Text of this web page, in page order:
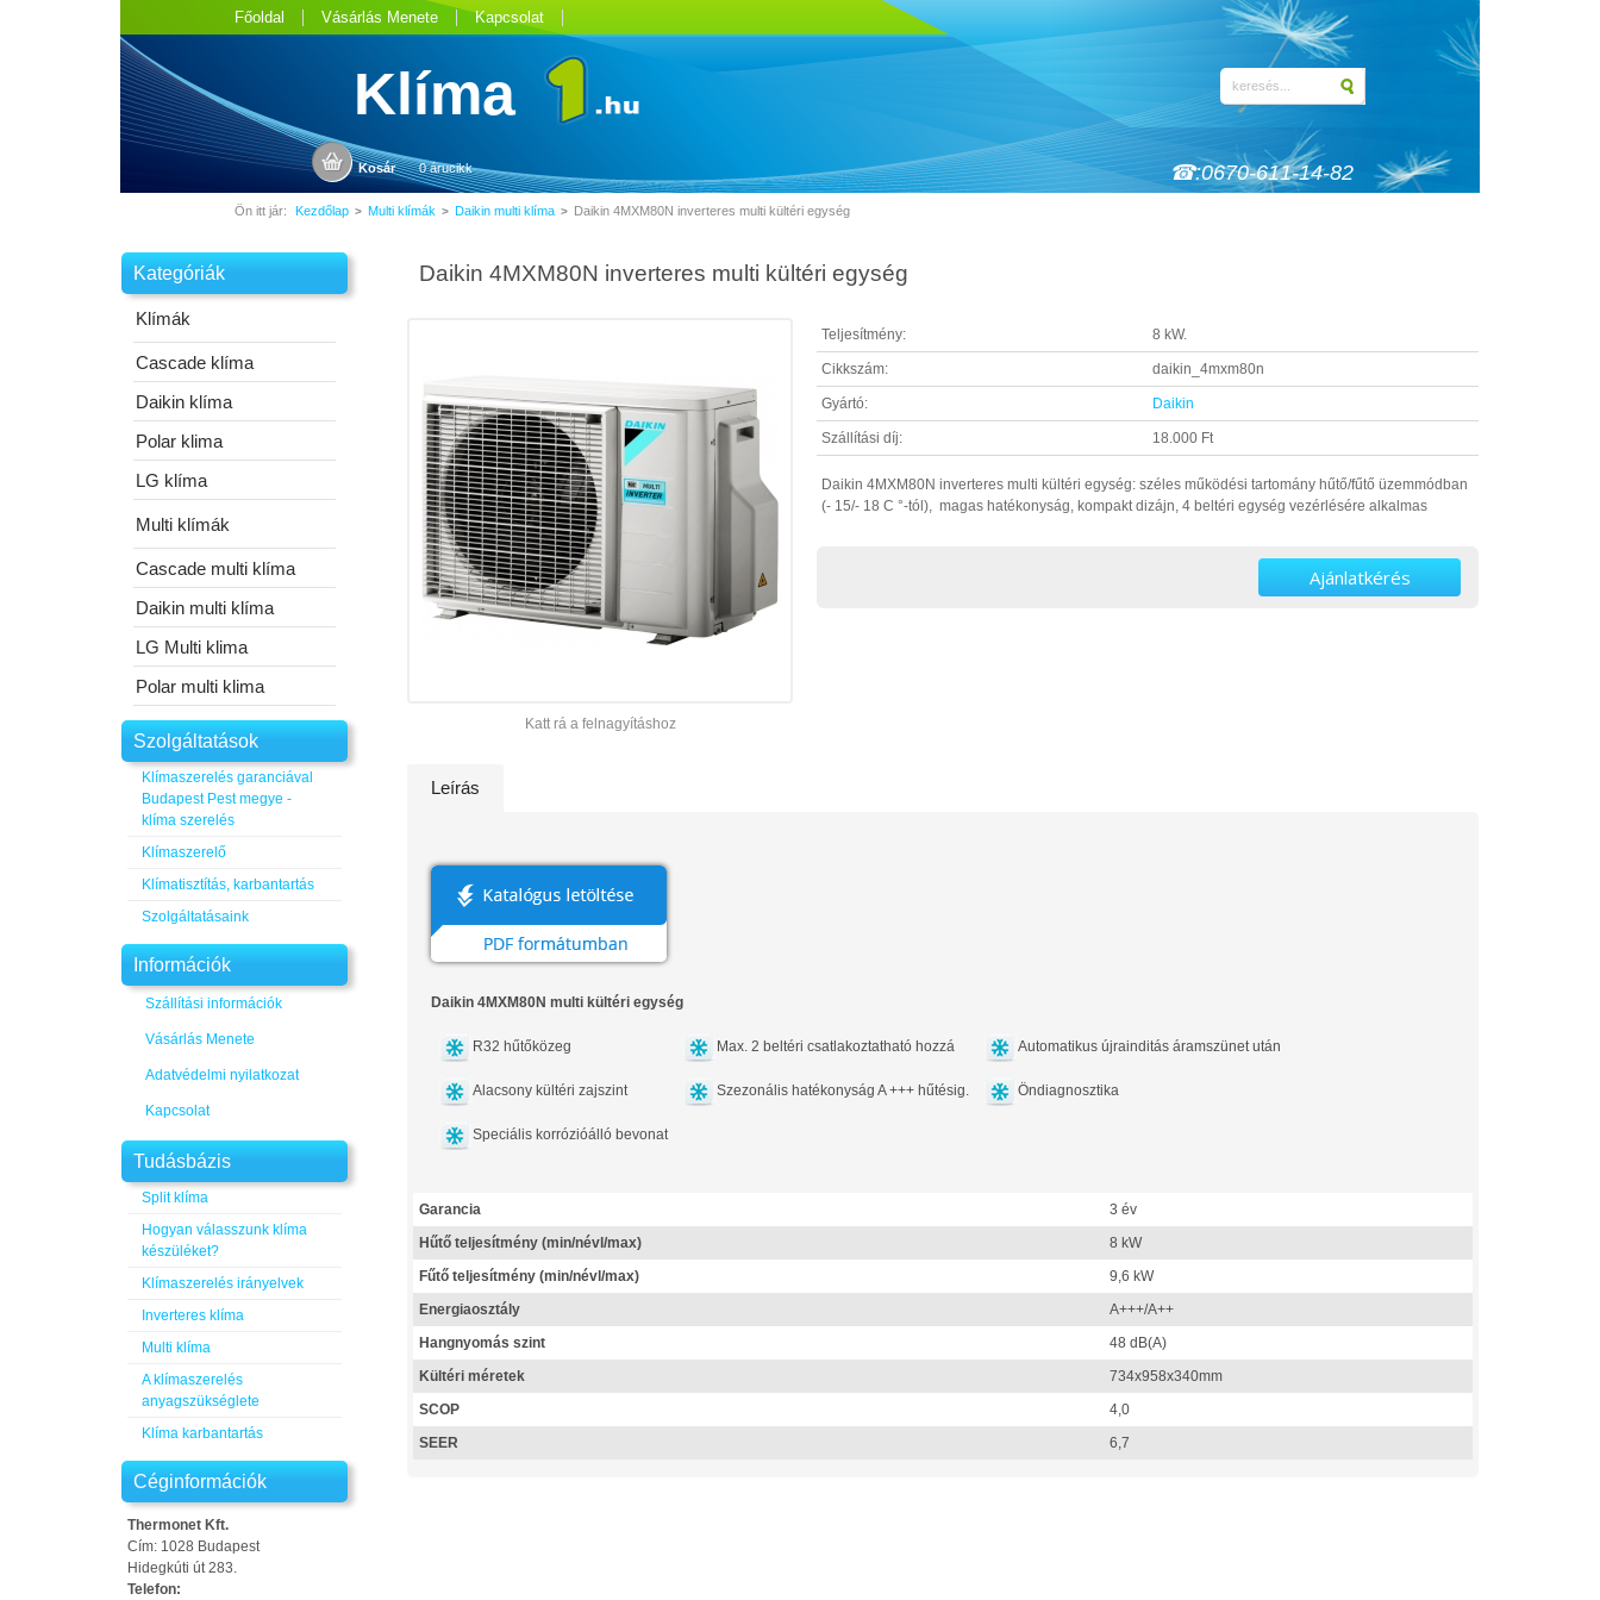
Főoldal Vásárlás Menete Kapcsolat
Kosár 0 árucikk
Klíma
☎:0670-611-14-82
Ön itt jár: Kezdőlap > Multi klímák > Daikin multi klíma > Daikin 4MXM80N inverteres multi kültéri egység
Daikin 4MXM80N inverteres multi kültéri egység
Katt rá a felnagyításhoz
Teljesítmény: 8 kW.
Cikkszám: daikin_4mxm80n
Gyártó: Daikin
Szállítási díj: 18.000 Ft
Daikin 4MXM80N inverteres multi kültéri egység: széles működési tartomány hűtő/fűtő üzemmódban
(- 15/- 18 C °-tól), magas hatékonyság, kompakt dizájn, 4 beltéri egység vezérlésére alkalmas
Ajánlatkérés
Leírás
Daikin 4MXM80N multi kültéri egység
R32 hűtőközeg Max. 2 beltéri csatlakoztatható hozzá Automatikus újrainditás áramszünet után
Alacsony kültéri zajszint Szezonális hatékonyság A +++ hűtésig. Öndiagnosztika
Speciális korrózióálló bevonat
Garancia
3 év
Hűtő teljesítmény (min/névl/max)
8 kW
Fűtő teljesítmény (min/névl/max)
9,6 kW
Energiaosztály
A+++/A++
Hangnyomás szint
48 dB(A)
Kültéri méretek
734x958x340mm
SCOP
4,0
SEER
6,7
Kategóriák
Klímák
Cascade klíma
Daikin klíma
Polar klima
LG klíma
Multi klímák
Cascade multi klíma
Daikin multi klíma
LG Multi klima
Polar multi klima
Szolgáltatások
Klímaszerelés garanciával
Budapest Pest megye -
klíma szerelés
Klímaszerelő
Klímatisztítás, karbantartás
Szolgáltatásaink
Információk
Szállítási információk
Vásárlás Menete
Adatvédelmi nyilatkozat
Kapcsolat
Tudásbázis
Split klíma
Hogyan válasszunk klíma
készüléket?
Klímaszerelés irányelvek
Inverteres klíma
Multi klíma
A klímaszerelés
anyagszükséglete
Klíma karbantartás
Céginformációk
Thermonet Kft.
Cím: 1028 Budapest
Hidegkúti út 283.
Telefon: